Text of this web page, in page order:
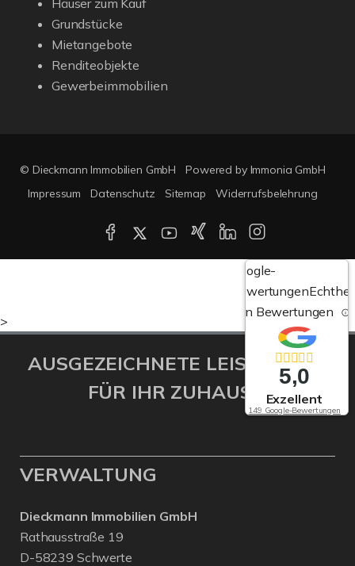
Häuser zum Kauf
Grundstücke
Mietangebote
Renditeobjekte
Gewerbeimmobilien
© Dieckmann Immobilien GmbH
Powered by Immonia GmbH
Impressum
Datenschutz Sitemap Widerrufsbelehrung
Google-
Bewertungen
von Bewertungen
5,0
Exzellent
149 Google-Bewertungen
>
AUSGEZEICHNETE LEISTUNGEN
FÜR IHR ZUHAUSE!
VERWALTUNG
Dieckmann Immobilien GmbH
Rathausstraße 19
D-58239 Schwerte